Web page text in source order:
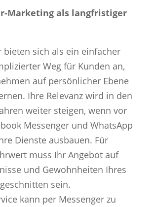
Marketing als langfristiger
bieten sich als ein einfacher
Weg für Kunden an,
auf persönlicher Ebene
Ihre Relevanz wird in den
weiter steigen, wenn vor
Messenger und WhatsApp
Dienste ausbauen. Für
muss Ihr Angebot auf
und Gewohnheiten Ihres
sein.
kann per Messenger zu